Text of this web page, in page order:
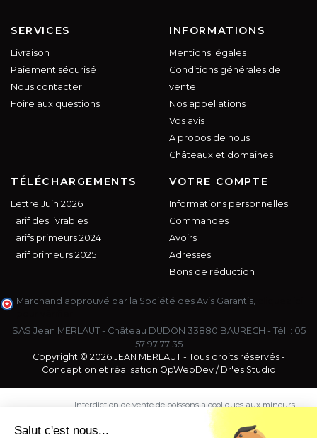
SERVICES
Livraison
Paiement sécurisé
Nous contacter
Foire aux questions
INFORMATIONS
Mentions légales
Conditions générales de
vente
Nos appellations
Vos avis
A propos de nous
Châteaux et domaines
TÉLÉCHARGEMENTS
Lettre Juin 2026
Tarif des livrables
Tarifs primeurs 2024
Tarif primeurs 2025
VOTRE COMPTE
Informations personnelles
Commandes
Avoirs
Adresses
Bons de réduction
Marchand approuvé par la Société des Avis Garantis,
.
SAS Jean MERLAUT - Château DUDON 33880 BAURECH - Tél. : 05
57 97 77 35
Copyright © 2026 JEAN MERLAUT - Tous droits réservés -
Conception et réalisation OpWebDev/ Dr'es Studio
Interdiction de vente de boissons alcooliques aux mineurs
est exigée au moment de la vente en ligne.
Salut c'est nous...